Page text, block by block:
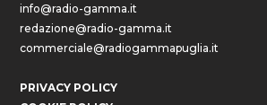
info@radio-gamma.it
redazione@radio-gamma.it
commerciale@radiogammapuglia.it
PRIVACY POLICY